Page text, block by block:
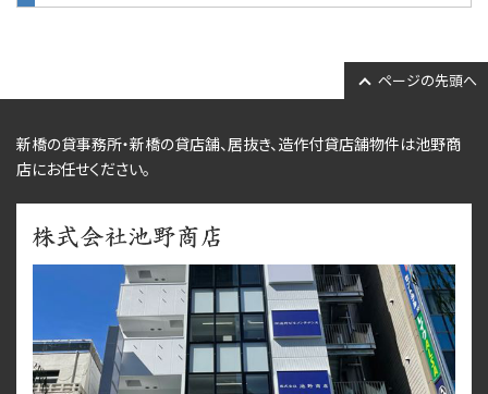
ページの先頭へ
新橋の貸事務所・新橋の貸店舗、居抜き、造作付貸店舗物件は池野商
店にお任せください。